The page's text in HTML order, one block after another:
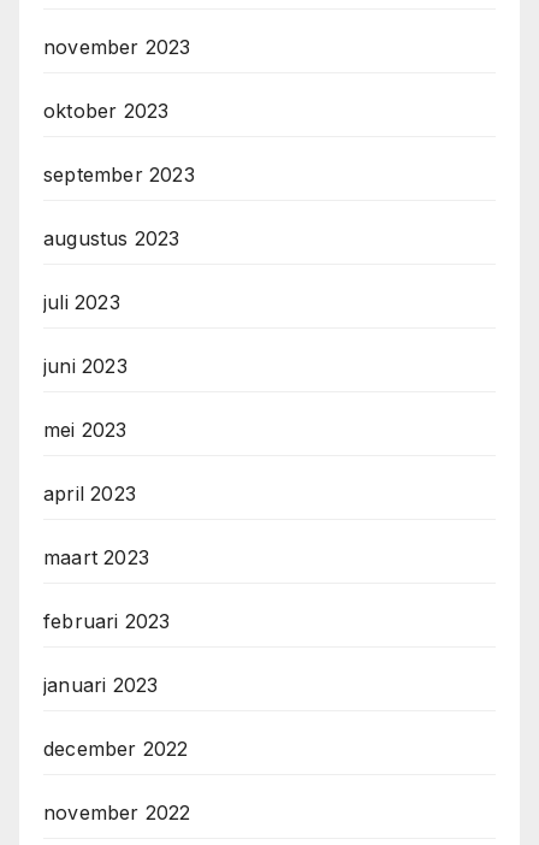
november 2023
oktober 2023
september 2023
augustus 2023
juli 2023
juni 2023
mei 2023
april 2023
maart 2023
februari 2023
januari 2023
december 2022
november 2022